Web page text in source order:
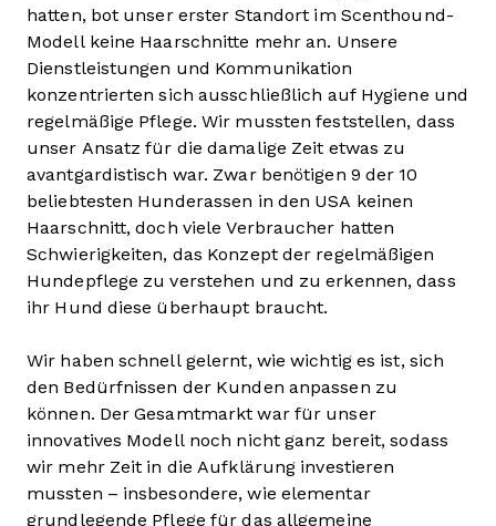
hatten, bot unser erster Standort im Scenthound-
Modell keine Haarschnitte mehr an. Unsere
Dienstleistungen und Kommunikation
konzentrierten sich ausschließlich auf Hygiene und
regelmäßige Pflege. Wir mussten feststellen, dass
unser Ansatz für die damalige Zeit etwas zu
avantgardistisch war. Zwar benötigen 9 der 10
beliebtesten Hunderassen in den USA keinen
Haarschnitt, doch viele Verbraucher hatten
Schwierigkeiten, das Konzept der regelmäßigen
Hundepflege zu verstehen und zu erkennen, dass
ihr Hund diese überhaupt braucht.
Wir haben schnell gelernt, wie wichtig es ist, sich
den Bedürfnissen der Kunden anpassen zu
können. Der Gesamtmarkt war für unser
innovatives Modell noch nicht ganz bereit, sodass
wir mehr Zeit in die Aufklärung investieren
mussten – insbesondere, wie elementar
grundlegende Pflege für das allgemeine